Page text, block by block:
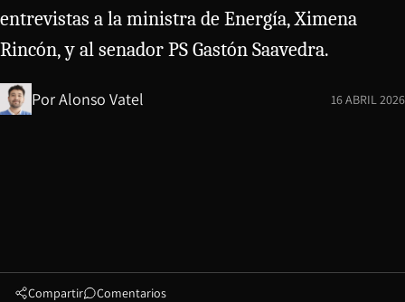
entrevistas a la ministra de Energía, Ximena
Rincón, y al senador PS Gastón Saavedra.
PorAlonso Vatel 16 ABRIL 2026
Compartir Comentarios